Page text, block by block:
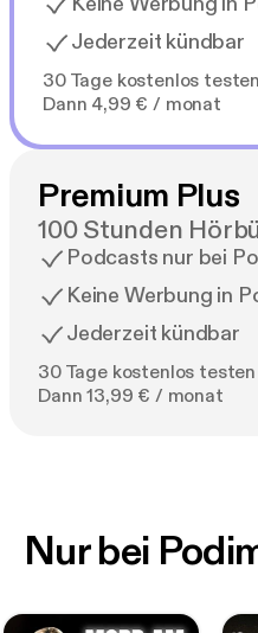
Jederzeit kündbar
30 Tage kostenlos testen
Dann 4,99 € / monat
Premium Plus
100 Stunden
Podcasts nur bei
Keine Werbung in
Jederzeit kündbar
30 Tage kostenlos testen
Dann 13,99 € / monat
Nur bei